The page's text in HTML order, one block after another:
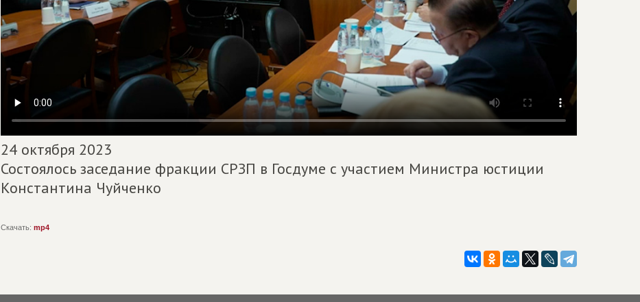
24 октября 2023
Состоялось заседание фракции СРЗП в Госдуме с участием Министра юстиции
Константина Чуйченко
Скачать: mp4